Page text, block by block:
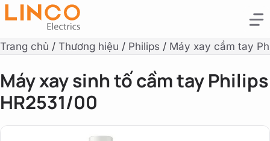
Trang chủ / Thương hiệu / Philips / Máy xay cầm tay
Máy xay sinh tố cầm tay Philips
HR2531/00